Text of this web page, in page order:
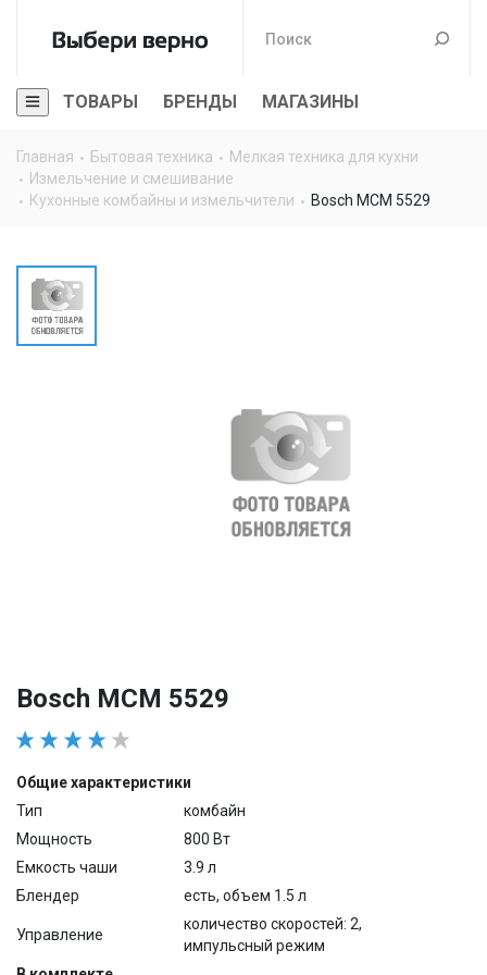
ТОВАРЫ БРЕНДЫ МАГАЗИНЫ
Главная Бытовая техника
Мелкая техника для кухни
Измельчение и смешивание
Кухонные комбайны и измельчители
Bosch MCM 5529
Bosch MCM 5529
Общие характеристики
Тип
комбайн
Мощность
800 Вт
Емкость чаши
3.9 л
Блендер
есть, объем 1.5 л
Управление
количество скоростей: 2,
импульсный режим